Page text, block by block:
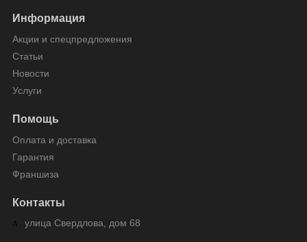
Информация
Акции и спецпредложения
Статьи
Новости
Услуги
Помощь
Оплата и доставка
Гарантия
Франшиза
Контакты
улица Свердлова, дом 68